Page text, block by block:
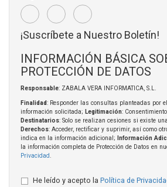
¡Suscríbete a Nuestro Boletín!
INFORMACIÓN BÁSICA
PROTECCIÓN DE DATOS
Responsable: ZABALA VERA INFORMATICA, S.L.
Finalidad: Responder las consultas planteadas por
información solicitada; Legitimación:
Destinatarios: Solo se realizan cesiones si existe
Derechos: Acceder, rectificar y suprimir, así como
indica en la información adicional;
Información
la información completa de Protección de Datos en
Privacidad
He leído y acepto la Política de